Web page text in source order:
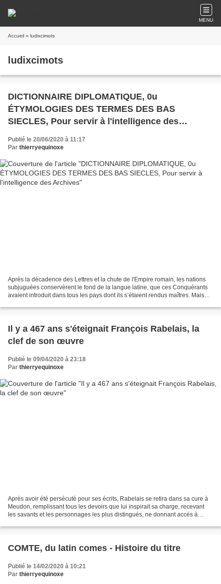
MENU
Accueil » ludixcimots
ludixcimots
DICTIONNAIRE DIPLOMATIQUE, 0u
ÉTYMOLOGIES DES TERMES DES BAS
SIECLES, Pour servir à l'intelligence des
Archives
Publié le 20/06/2020 à 11:17
Par thierryequinoxe
Après la décadence des Lettres et la chute de l'Empire romain, les nations
subjuguées conservèrent le fond de la langue latine, que ces Conquérants
avaient introduit dans tous les pays dont ils s’étaient rendus maîtres. Mais
Il y a 467 ans s'éteignait François Rabelais, la
clef de son œuvre
Publié le 09/04/2020 à 23:18
Par thierryequinoxe
Après avoir été persécuté pour ses écrits, Rabelais se retira dans sa cure à
Meudon, remplissant tous les devoirs que lui inspirait sa charge, recevant
les savants et les personnages les plus distingués, ne donnant accès à
COMTE, du latin comes - Histoire du titre
Publié le 14/02/2020 à 10:21
Par thierryequinoxe